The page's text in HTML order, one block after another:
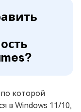
по которой
в Windows 11/10,